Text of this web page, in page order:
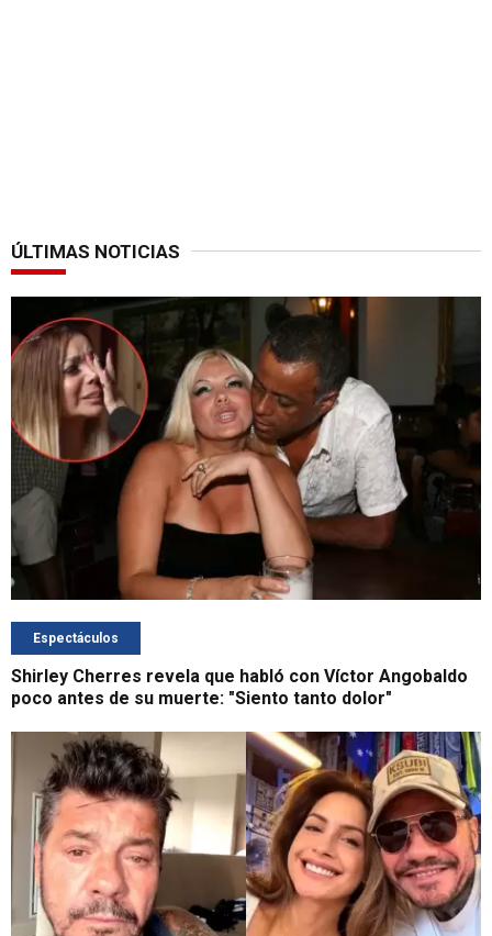
ÚLTIMAS NOTICIAS
Espectáculos
Shirley Cherres revela que habló con Víctor Angobaldo
poco antes de su muerte: "Siento tanto dolor"